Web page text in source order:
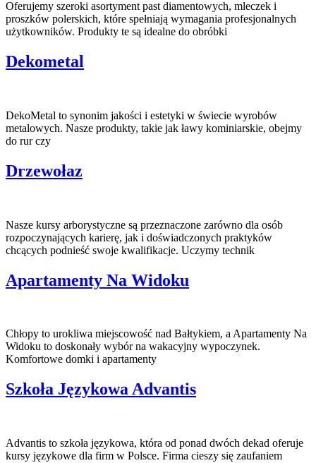
Oferujemy szeroki asortyment past diamentowych, mleczek i
proszków polerskich, które spełniają wymagania profesjonalnych
użytkowników. Produkty te są idealne do obróbki
Dekometal
DekoMetal to synonim jakości i estetyki w świecie wyrobów
metalowych. Nasze produkty, takie jak ławy kominiarskie, obejmy
do rur czy
Drzewołaz
Nasze kursy arborystyczne są przeznaczone zarówno dla osób
rozpoczynających karierę, jak i doświadczonych praktyków
chcących podnieść swoje kwalifikacje. Uczymy technik
Apartamenty Na Widoku
Chłopy to urokliwa miejscowość nad Bałtykiem, a Apartamenty Na
Widoku to doskonały wybór na wakacyjny wypoczynek.
Komfortowe domki i apartamenty
Szkoła Językowa Advantis
Advantis to szkoła językowa, która od ponad dwóch dekad oferuje
kursy językowe dla firm w Polsce. Firma cieszy się zaufaniem